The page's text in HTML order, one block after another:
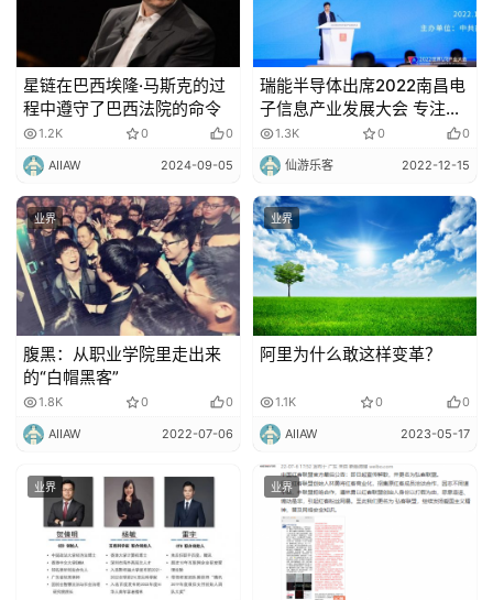
星链在巴西埃隆·马斯克的过
程中遵守了巴西法院的命令
1.2K 0 0
AIIAW 2024-09-05
瑞能半导体出席2022南昌电
子信息产业发展大会 专注科
研和坚持创新驱动是支撑产
业发展的根基
1.3K 0 0
仙游乐客 2022-12-15
业界
腹黑：从职业学院里走出来
的“白帽黑客”
1.8K 0 0
AIIAW 2022-07-06
业界
阿里为什么敢这样变革？
1.1K 0 0
AIIAW 2023-05-17
业界 业界